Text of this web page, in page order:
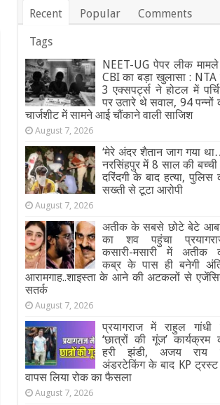
Recent Popular Comments
Tags
NEET-UG पेपर लीक
CBI का बड़ा खुलासा :
3 एक्सपर्ट्स ने होटल में
पर उतारे थे सवाल, 94 पन्नों
चार्जशीट में सामने आई चौंकाने वाली साजिश
August 7, 2026
‘मेरे अंदर शैतान जाग गया
नरसिंहपुर में 8 साल की
दरिंदगी के बाद हत्या, पुलिस
सख्ती से टूटा आरोपी
August 7, 2026
अतीक के सबसे छोटे बेटे
का शव पहुंचा
कसारी-मसारी में अतीक
कब्र के पास ही बनेगी
आरामगाह..शाइस्ता के आने की अटकलों से
सतर्क
August 7, 2026
प्रयागराज में राहुल
‘छात्रों की गूंज’ कार्यक्रम
हरी झंडी, अजय राय
अंडरटेकिंग के बाद KP
वापस लिया रोक का फैसला
August 7, 2026